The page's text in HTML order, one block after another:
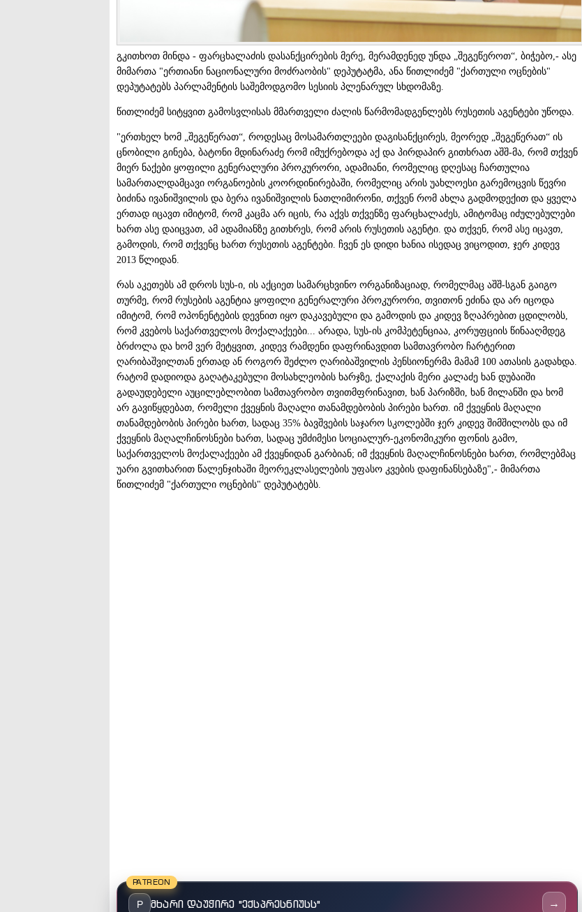
გკითხოთ მინდა - ფარცხალაძის დასანქცირების მერე, მერამდენედ უნდა „შეგეწეროთ“, ბიჭებო,- ასე
მიმართა "ერთიანი ნაციონალური მოძრაობის" დეპუტატმა, ანა წითლიძემ "ქართული ოცნების"
დეპუტატებს პარლამენტის საშემოდგომო სესიის პლენარულ სხდომაზე.
წითლიძემ სიტყვით გამოსვლისას მმართველი ძალის წარმომადგენლებს რუსეთის აგენტები უწოდა.
"ერთხელ ხომ „შეგეწერათ“, როდესაც მოსამართლეები დაგისანქცირეს, მეორედ „შეგეწერათ“ ის
ცნობილი გინება, ბატონი მდინარაძე რომ იმუქრებოდა აქ და პირდაპირ გითხრათ აშშ-მა, რომ თქვენ
მიერ ნაქები ყოფილი გენერალური პროკურორი, ადამიანი, რომელიც დღესაც ჩართულია
სამართალდამცავი ორგანოების კოორდინირებაში, რომელიც არის უახლოესი გარემოცვის წევრი
ბიძინა ივანიშვილის და ბერა ივანიშვილის ნათლიმირონი, თქვენ რომ ახლა გადმოდექით და ყველა
ერთად იცავთ იმიტომ, რომ კაცმა არ იცის, რა აქვს თქვენზე ფარცხალაძეს, ამიტომაც იძულებულები
ხართ ასე დაიცვათ, ამ ადამიანზე გითხრეს, რომ არის რუსეთის აგენტი. და თქვენ, რომ ასე იცავთ,
გამოდის, რომ თქვენც ხართ რუსეთის აგენტები. ჩვენ ეს დიდი ხანია ისედაც ვიცოდით, ჯერ კიდევ
2013 წლიდან.
რას აკეთებს ამ დროს სუს-ი, ის აქციეთ სამარცხვინო ორგანიზაციად, რომელმაც აშშ-სგან გაიგო
თურმე, რომ რუსების აგენტია ყოფილი გენერალური პროკურორი, თვითონ ეძინა და არ იცოდა
იმიტომ, რომ ოპონენტების დევნით იყო დაკავებული და გამოდის და კიდევ ზღაპრებით ცდილობს,
რომ კვებოს საქართველოს მოქალაქეები... არადა, სუს-ის კომპეტენციაა, კორუფციის წინააღმდეგ
ბრძოლა და ხომ ვერ მეტყვით, კიდევ რამდენი დაფრინავდით სამთავრობო ჩარტერით
ღარიბაშვილთან ერთად ან როგორ შეძლო ღარიბაშვილის პენსიონერმა მამამ 100 ათასის გადახდა.
რატომ დადიოდა გაღატაკებული მოსახლეობის ხარჯზე, ქალაქის მერი კალაძე ხან დუბაიში
გადაუდებელი აუცილებლობით სამთავრობო თვითმფრინავით, ხან პარიზში, ხან მილანში და ხომ
არ გავიწყდებათ, რომელი ქვეყნის მაღალი თანამდებობის პირები ხართ. იმ ქვეყნის მაღალი
თანამდებობის პირები ხართ, სადაც 35% ბავშვების საჯარო სკოლებში ჯერ კიდევ შიმშილობს და იმ
ქვეყნის მაღალჩინოსნები ხართ, სადაც უმძიმესი სოციალურ-ეკონომიკური ფონის გამო,
საქართველოს მოქალაქეები ამ ქვეყნიდან გარბიან; იმ ქვეყნის მაღალჩინოსნები ხართ, რომლებმაც
უარი გვითხარით წალენჯიხაში მეორეკლასელების უფასო კვების დაფინანსებაზე",- მიმართა
წითლიძემ "ქართული ოცნების" დეპუტატებს.
PATREON
P მხარი დაუჭირე "ექსპრესნიუსს" →